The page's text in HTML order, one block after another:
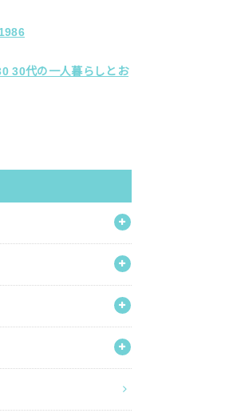
30代の一人暮らしとお